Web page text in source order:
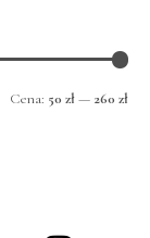
Cena: 50 zł— 260 zł